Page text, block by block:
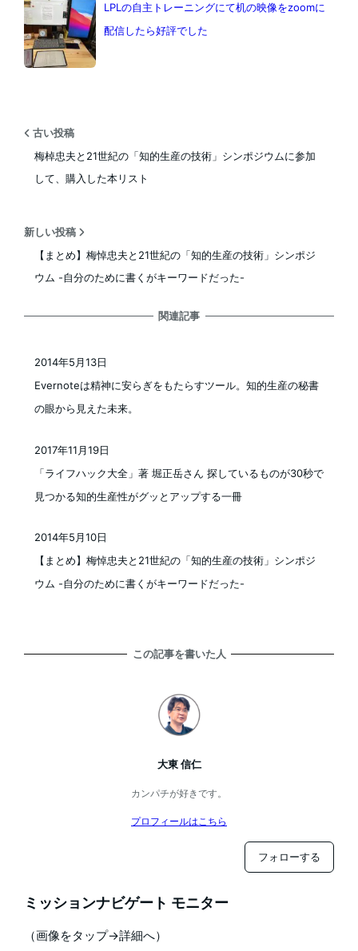
LPLの自主トレーニングにて机の映像をzoomに
配信したら好評でした
古い投稿
梅棹忠夫と21世紀の「知的生産の技術」シンポジウムに参加
して、購入した本リスト
新しい投稿
【まとめ】梅悼忠夫と21世紀の「知的生産の技術」シンポジ
ウム -自分のために書くがキーワードだった-
関連記事
Evernoteは精神に安らぎをもたらすツール。知的生産の秘書
の眼から見えた未来。
2014年5月13日
「ライフハック大全」著 堀正岳さん 探しているものが30秒で
見つかる知的生産性がグッとアップする一冊
2017年11月19日
【まとめ】梅悼忠夫と21世紀の「知的生産の技術」シンポジ
ウム -自分のために書くがキーワードだった-
2014年5月10日
この記事を書いた人
大東 信仁
カンパチが好きです。
プロフィールはこちら
フォローする
ミッションナビゲート モニター
（画像をタップ→詳細へ）